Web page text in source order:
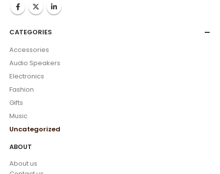
CATEGORIES
Accessories
Audio Speakers
Electronics
Fashion
Gifts
Music
Uncategorized
ABOUT
About us